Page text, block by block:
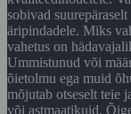
sobivad
äripindadele. Miks
vahetus on
Ummistunud või
õietolmu ega muid
mõjutab otseselt teie
või astmaatikuid.